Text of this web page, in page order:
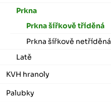
Prkna
Prkna šířkově tříděná
Prkna šířkově netříděná
Latě
KVH hranoly
Palubky